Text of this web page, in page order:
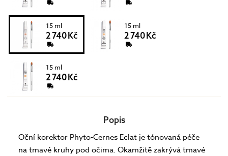
15 ml
2 740 Kč
15 ml
2 740 Kč
15 ml
2 740 Kč
Popis
Oční korektor Phyto-Cernes Eclat je tónovaná péče
na tmavé kruhy pod očima. Okamžitě zakrývá tmavé